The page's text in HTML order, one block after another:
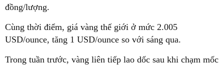
đồng/lượng.
Cùng thời điểm, giá vàng thế giới ở mức 2.005
USD/ounce, tăng 1 USD/ounce so với sáng qua.
Trong tuần trước, vàng liên tiếp lao dốc sau khi chạm mốc